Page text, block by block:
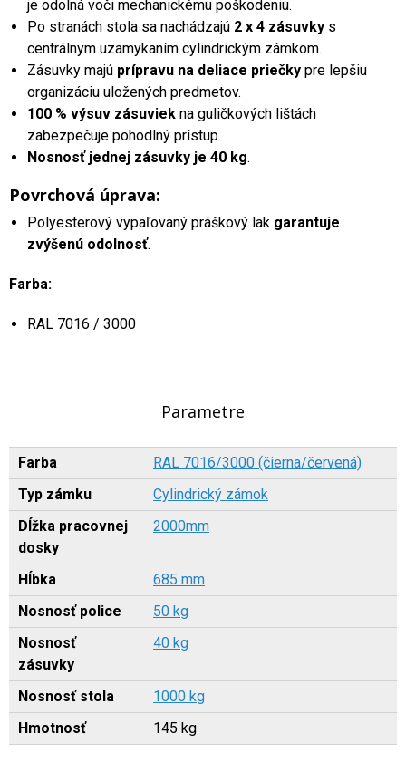
je odolná voči mechanickému poškodeniu.
Po stranách stola sa nachádzajú 2 x 4 zásuvky s
centrálnym uzamykaním cylindrickým zámkom.
Zásuvky majú prípravu na deliace priečky pre lepšiu
organizáciu uložených predmetov.
100 % výsuv zásuviek na guličkových lištách
zabezpečuje pohodlný prístup.
Nosnosť jednej zásuvky je 40 kg.
Povrchová úprava:
Polyesterový vypaľovaný práškový lak garantuje
zvýšenú odolnosť.
Farba:
RAL 7016 / 3000
Parametre
Farba
RAL 7016/3000 (čierna/červená)
Typ zámku
Cylindrický zámok
Dĺžka pracovnej
dosky
2000mm
Hĺbka
685 mm
Nosnosť police
50 kg
Nosnosť
zásuvky
40 kg
Nosnosť stola
1000 kg
Hmotnosť
145 kg